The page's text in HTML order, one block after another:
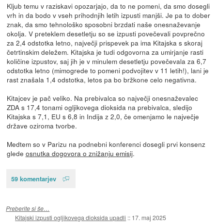
Kljub temu v raziskavi opozarjajo, da to ne pomeni, da smo dosegli
vrh in da bodo v vseh prihodnjih letih izpusti manjši. Je pa to dober
znak, da smo tehnološko sposobni brzdati naše onesnaževanje
okolja. V preteklem desetletju so se izpusti povečevali povprečno
za 2,4 odstotka letno, največji prispevek pa ima Kitajska s skoraj
četrtinskim deležem. Kitajska je tudi odgovorna za umirjanje rasti
količine izpustov, saj jih je v minulem desetletju povečevala za 6,7
odstotka letno (mimogrede to pomeni podvojitev v 11 letih!), lani je
rast znašala 1,4 odstotka, letos pa bo bržkone celo negativna.
Kitajcev je pač veliko. Na prebivalca so največji onesnaževalec
ZDA s 17,4 tonami ogljikovega dioksida na prebivalca, sledijo
Kitajska s 7,1, EU s 6,8 in Indija z 2,0, če omenjamo le največje
države oziroma tvorbe.
Medtem so v Parizu na podnebni konferenci dosegli prvi konsenz
glede osnutka dogovora o znižanju emisij.
59 komentarjev
Preberite si še…
Kitajski izpusti ogljikovega dioksida upadli :: 17. maj 2025